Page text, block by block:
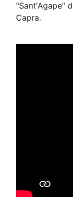
"Sant'Agape"
Capra.